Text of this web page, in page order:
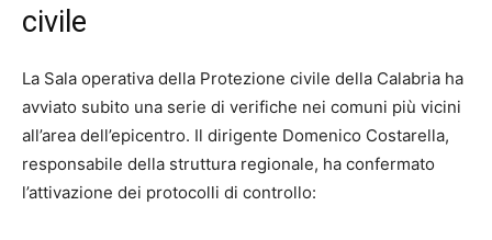
civile
La Sala operativa della Protezione civile della Calabria ha
avviato subito una serie di verifiche nei comuni più vicini
all’area dell’epicentro. Il dirigente Domenico Costarella,
responsabile della struttura regionale, ha confermato
l’attivazione dei protocolli di controllo: